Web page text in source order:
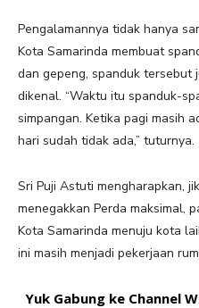
Pengalamannya tidak hanya
Kota Samarinda membuat
dan gepeng, spanduk
dikenal. “Waktu itu spanduk-
simpangan. Ketika pagi masih
hari sudah tidak ada,” tuturnya.
Sri Puji Astuti mengharapkan,
menegakkan Perda maksimal,
Kota Samarinda menuju kota
ini masih menjadi pekerjaan
Yuk Gabung ke Channel